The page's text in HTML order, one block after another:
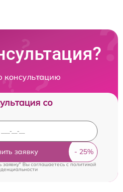
консультацию
со
заявку
заявку" Вы соглашаетесь cполитикой